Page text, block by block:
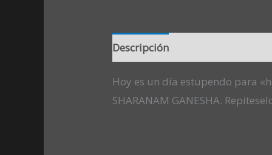
Descripción
Hoy es un día estupendo para
SHARANAM GANESHA.